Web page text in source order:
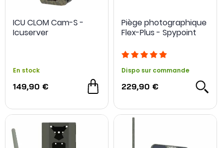
ICU CLOM Cam-S -
Icuserver
En stock
149,90 €
Piège photographique
Flex-Plus - Spypoint
Dispo sur commande
229,90 €